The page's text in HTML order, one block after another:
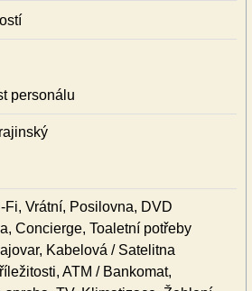
personálu
Fi, Vrátní, Posilovna, DVD
Concierge, Toaletní potřeby
Kabelová / Satelitna
ATM / Bankomat,